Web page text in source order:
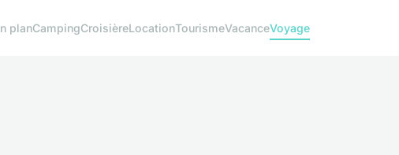
planCampingCroisièreLocationTourismeVacanceVoyage